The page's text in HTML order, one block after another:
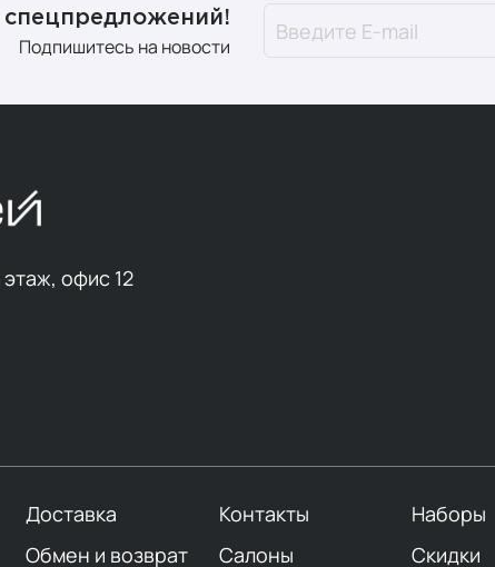
спецпредложений!
Подпишитесь на новости
офис 12
Доставка Контакты
Наборы
Обмен и возврат Салоны Скидки